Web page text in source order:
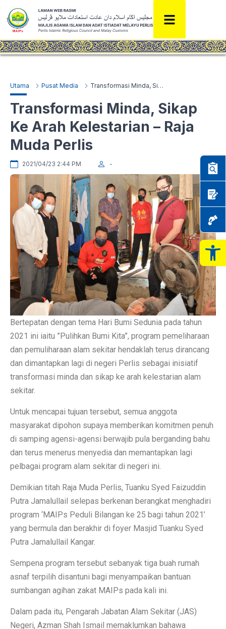
Utama Pusat Media Transformasi Minda, Sikap Ke Arah Kelestarian – Raja Muda Perlis
Transformasi Minda, Sikap
Ke Arah Kelestarian – Raja
Muda Perlis
2021/04/23 2:44 PM -
Bertepatan dengan tema Hari Bumi Sedunia pada tahun
2021 ini iaitu ”Pulihkan Bumi Kita”, program pemeliharaan
dan pemuliharaan alam sekitar hendaklah terus dirancang
dan dimantapkan lagi di negeri Perlis sebagai inisiatif
transformasi minda dan sikap ke arah kelestarian alam
sekitar.
Untuk mencapai tujuan tersebut, semua anggota
masyarakat dipohon supaya memberikan komitmen penuh
di samping agensi-agensi berwajib pula berganding bahu
dan terus menerus menyedia dan memantapkan lagi
pelbagai program alam sekitar di negeri ini.
Demikian titah Raja Muda Perlis, Tuanku Syed Faizuddin
Putra Jamalullail selepas berkenan berangkat menghadiri
program ‘MAIPs Peduli Bilangan ke 25 bagi tahun 2021’
yang bermula dan berakhir di foyer Masjid Tuanku Syed
Putra Jamalullail Kangar.
Sempena program tersebut sebanyak tiga buah rumah
asnaf terpilih disantuni bagi menyampaikan bantuan
sumbangan agihan zakat MAIPs pada kali ini.
Dalam pada itu, Pengarah Jabatan Alam Sekitar (JAS)
Negeri, Azman Shah Ismail memaklumkan bahawa